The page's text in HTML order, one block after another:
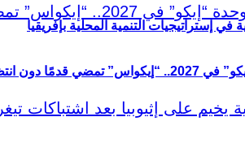
في إستراتيجيات التنمية المحلية بإفريقيا
قدمًا دون انتظار